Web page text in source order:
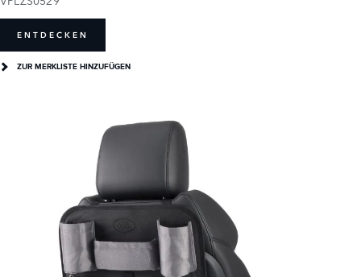
ENTDECKEN
ZUR MERKLISTE HINZUFÜGEN